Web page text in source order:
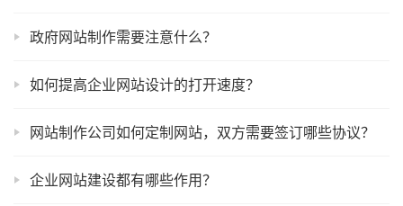
政府网站制作需要注意什么？
如何提高企业网站设计的打开速度？
网站制作公司如何定制网站，双方需要签订哪些协议？
企业网站建设都有哪些作用？